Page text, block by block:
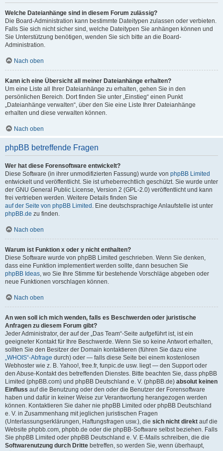
Welche Dateianhänge sind in diesem Forum zulässig?
Die Board-Administration kann bestimmte Dateitypen zulassen oder verbieten.
Falls Sie sich nicht sicher sind, welche Dateitypen Sie anhängen können und
Sie Unterstützung benötigen, wenden Sie sich bitte an die Board-
Administration.
Nach oben
Kann ich eine Übersicht all meiner Dateianhänge erhalten?
Um eine Liste all Ihrer Dateianhänge zu erhalten, gehen Sie in den
persönlichen Bereich. Dort finden Sie unter „Einstieg“ einen Punkt
„Dateianhänge verwalten“, über den Sie eine Liste Ihrer Dateianhänge
erhalten und diese verwalten können.
Nach oben
phpBB betreffende Fragen
Wer hat diese Forensoftware entwickelt?
Diese Software (in ihrer unmodifizierten Fassung) wurde von phpBB Limited
entwickelt und veröffentlicht. Sie ist urheberrechtlich geschützt. Sie wurde unter
der GNU General Public License, Version 2 (GPL-2.0) veröffentlicht und kann
frei vertrieben werden. Weitere Details finden Sie
auf der Seite von phpBB Limited . Eine deutschsprachige Anlaufstelle ist unter
phpBB.de zu finden.
Nach oben
Warum ist Funktion x oder y nicht enthalten?
Diese Software wurde von phpBB Limited geschrieben. Wenn Sie denken,
dass eine Funktion implementiert werden sollte, dann besuchen Sie
phpBB Ideas, wo Sie Ihre Stimme für bestehende Vorschläge abgeben oder
neue Funktionen vorschlagen können.
Nach oben
An wen soll ich mich wenden, falls es Beschwerden oder juristische
Anfragen zu diesem Forum gibt?
Jeder Administrator, der auf der „Das Team“-Seite aufgeführt ist, ist ein
geeigneter Kontakt für Ihre Beschwerde. Wenn Sie so keine Antwort erhalten,
sollten Sie den Besitzer der Domain kontaktieren (führen Sie dazu eine
„WHOIS“-Abfrage durch) oder — falls diese Seite bei einem kostenlosen
Webhoster wie z. B. Yahoo!, free.fr, funpic.de usw. liegt — den Support oder
den Abuse-Kontakt des betreffenden Dienstes. Bitte beachten Sie, dass phpBB
Limited (phpBB.com) und phpBB Deutschland e. V. (phpBB.de) absolut keinen
Einfluss auf die Benutzung oder den oder die Benutzer der Forensoftware
haben und dafür in keiner Weise zur Verantwortung herangezogen werden
können. Kontaktieren Sie daher nie phpBB Limited oder phpBB Deutschland
e. V. in Zusammenhang mit jeglichen juristischen Fragen
(Unterlassungserklärungen, Haftungsfragen usw.), die sich nicht direkt auf die
Website phpbb.com, phpbb.de oder die phpBB-Software selbst beziehen. Falls
Sie phpBB Limited oder phpBB Deutschland e. V. E-Mails schreiben, die die
Softwarenutzung durch Dritte betreffen, so werden Sie, wenn überhaupt,